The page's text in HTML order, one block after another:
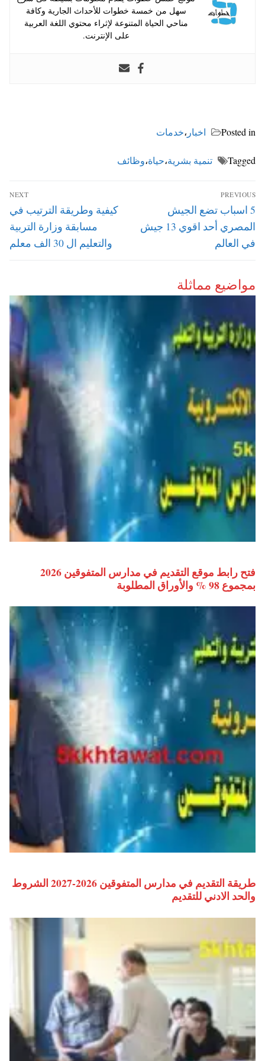
سهل من خمسة خطوات للأحداث الجارية وكافة
مناحي الحياة المتنوعة لإثراء محتوي اللغة العربية
على الإنترنت.
Posted in اخبار ،خدمات
Tagged تنمية بشرية،حياة،وظائف
تصفّح
المقالات
PREVIOUS
Previous
post:
5 اسباب تضع الجيش
المصري أحد اقوي 13 جيش
في العالم
NEXT
Next
كيفية وطريقة الترتيب في
مسابقة وزارة التربية
والتعليم ال 30 الف معلم
مواضيع مماثلة
فتح رابط موقع التقديم في مدارس المتفوقين 2026
بمجموع 98 % والأوراق المطلوبة
طريقة التقديم في مدارس المتفوقين 2026-2027 الشروط
والحد الادني للتقديم